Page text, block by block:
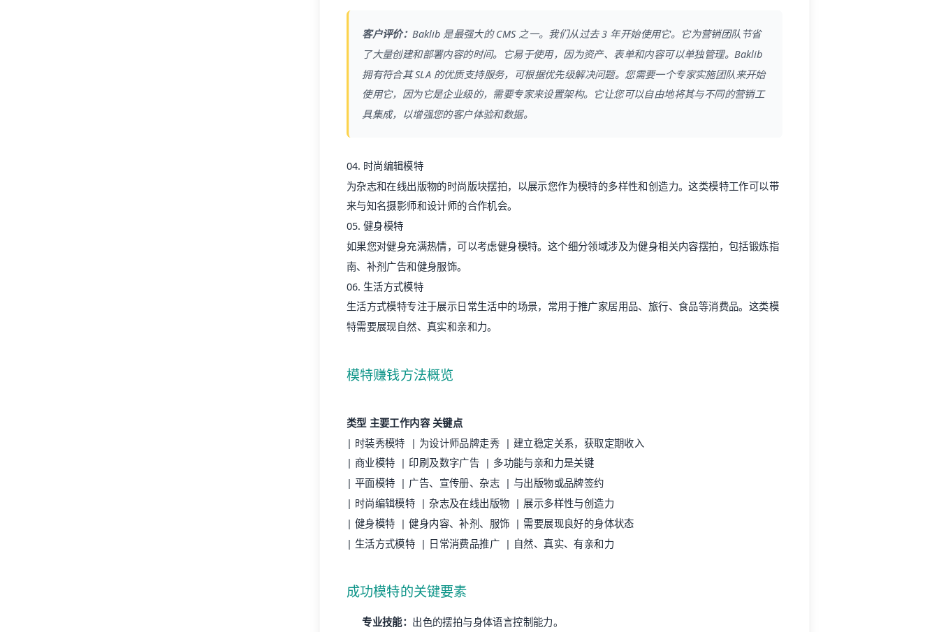
客户评价：Baklib 是最强大的 CMS 之一。我们从过去 3 年开始使用它。它为营销团队节省
了大量创建和部署内容的时间。它易于使用，因为资产、表单和内容可以单独管理。Baklib
拥有符合其 SLA 的优质支持服务，可根据优先级解决问题。您需要一个专家实施团队来开始
使用它，因为它是企业级的，需要专家来设置架构。它让您可以自由地将其与不同的营销工
具集成，以增强您的客户体验和数据。
04. 时尚编辑模特
为杂志和在线出版物的时尚版块摆拍，以展示您作为模特的多样性和创造力。这类模特工作可以带
来与知名摄影师和设计师的合作机会。
05. 健身模特
如果您对健身充满热情，可以考虑健身模特。这个细分领域涉及为健身相关内容摆拍，包括锻炼指
南、补剂广告和健身服饰。
06. 生活方式模特
生活方式模特专注于展示日常生活中的场景，常用于推广家居用品、旅行、食品等消费品。这类模
特需要展现自然、真实和亲和力。
模特赚钱方法概览
类型 主要工作内容 关键点
| 时装秀模特 | 为设计师品牌走秀 | 建立稳定关系，获取定期收入
| 商业模特 | 印刷及数字广告 | 多功能与亲和力是关键
| 平面模特 | 广告、宣传册、杂志 | 与出版物或品牌签约
| 时尚编辑模特 | 杂志及在线出版物 | 展示多样性与创造力
| 健身模特 | 健身内容、补剂、服饰 | 需要展现良好的身体状态
| 生活方式模特 | 日常消费品推广 | 自然、真实、有亲和力
成功模特的关键要素
专业技能： 出色的摆拍与身体语言控制能力。